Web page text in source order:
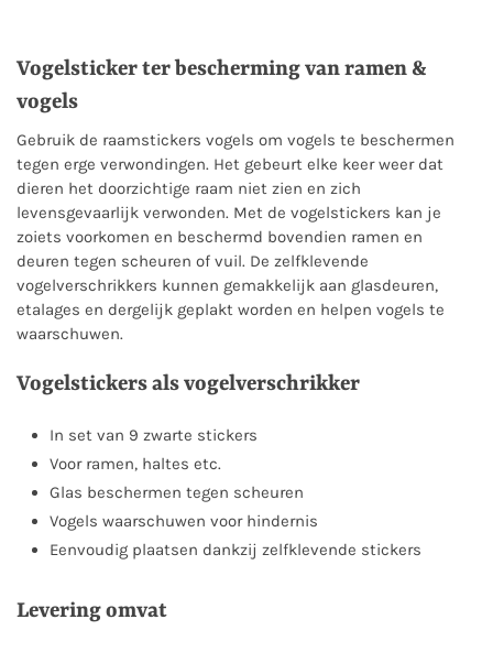
Vogelsticker ter bescherming van ramen &
vogels
Gebruik de raamstickers vogels om vogels te beschermen
tegen erge verwondingen. Het gebeurt elke keer weer dat
dieren het doorzichtige raam niet zien en zich
levensgevaarlijk verwonden. Met de vogelstickers kan je
zoiets voorkomen en beschermd bovendien ramen en
deuren tegen scheuren of vuil. De zelfklevende
vogelverschrikkers kunnen gemakkelijk aan glasdeuren,
etalages en dergelijk geplakt worden en helpen vogels te
waarschuwen.
Vogelstickers als vogelverschrikker
In set van 9 zwarte stickers
Voor ramen, haltes etc.
Glas beschermen tegen scheuren
Vogels waarschuwen voor hindernis
Eenvoudig plaatsen dankzij zelfklevende stickers
Levering omvat